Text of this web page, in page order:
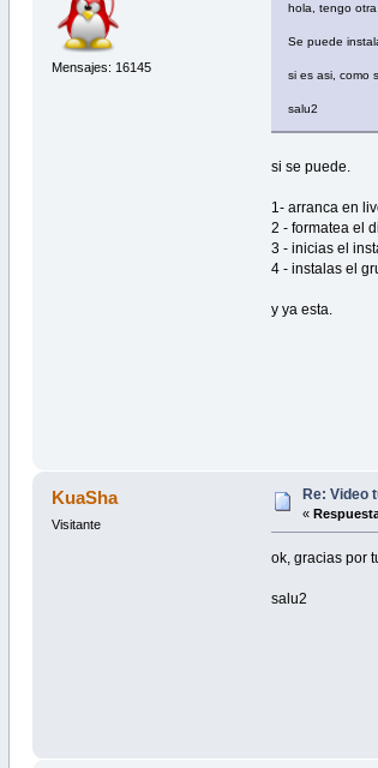
Mensajes: 16145
hola, tengo
Se puede
si es asi, como
salu2
si se puede.
1- arranca en
2 - formatea el
3 - inicias el
4 - instalas el
y ya esta.
KuaSha
Visitante
Re: Video
«
ok, gracias por
salu2